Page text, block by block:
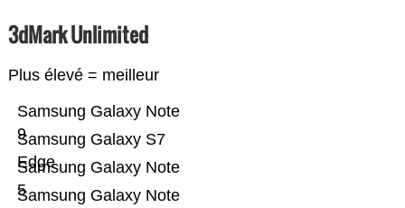
3dMark Unlimited
Plus élevé = meilleur
Samsung Galaxy Note
Samsung Galaxy Note
5
Samsung Galaxy S7
Edge
Samsung Galaxy Note
9